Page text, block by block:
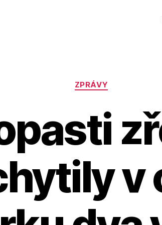
Rubriky
ZPRÁVY
v